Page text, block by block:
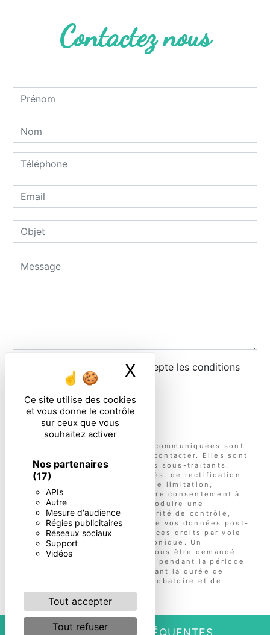
Ce site utilise des cookies
et vous donne le contrôle
sur ceux que vous
souhaitez activer
Nos partenaires
(17)
APIs
Autre
Mesure d'audience
Régies publicitaires
Réseaux sociaux
Support
Vidéos
Tout accepter
Tout refuser
X Masquer le
Contactez nous
En cochant cette case, j'accepte les conditions
particulières ci-dessous **
ENVOYER
** Les données personnelles communiquées sont
nécessaires aux fins de vous contacter. Elles sont
destinées à l'entreprise et ses sous-traitants.
Vous disposez de droits d’accès, de rectification,
d’effacement, de portabilité, de limitation,
d’opposition, de retrait de votre consentement à
tout moment et du droit d’introduire une
réclamation auprès d’une autorité de contrôle,
ainsi que d’organiser le sort de vos données post-
mortem. Vous pouvez exercer ces droits par voie
postale ou par courrier électronique. Un
justificatif d'identité pourra vous être demandé.
Nous conservons vos données pendant la période
de prise de contact puis pendant la durée de
prescription légale aux fins probatoire et de
gestion des contentieux.
RECHERCHES FRÉQUENTES